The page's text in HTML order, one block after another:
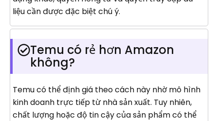
liệu cần được đặc biệt chú ý.
Temu có rẻ hơn Amazon
không?
Temu có thể định giá theo cách này nhờ mô hình
kinh doanh trực tiếp từ nhà sản xuất. Tuy nhiên,
chất lượng hoặc độ tin cậy của sản phẩm có thể